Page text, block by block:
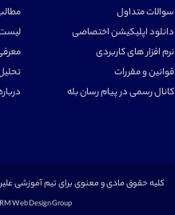
سوالات متداول
دانلود اپلیکیشن اختصاصی
نرم افزار های کاربردی
قوانین و مقررات
کانال رسمی در پیام رسان بله
کلیه حقوق مادی و معنوی برای تیم آموزشی
Web Design Group